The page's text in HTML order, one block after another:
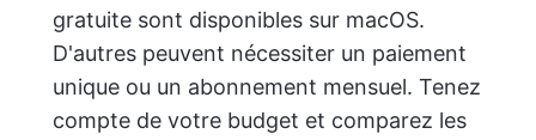
gratuite sont disponibles sur macOS.
D'autres peuvent nécessiter un paiement
unique ou un abonnement mensuel. Tenez
compte de votre budget et comparez les